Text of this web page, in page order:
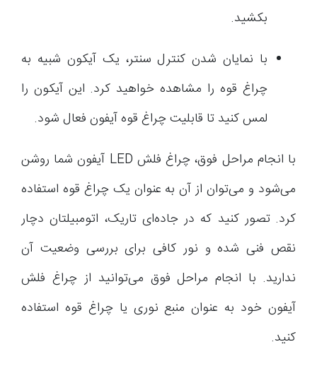
بکشید.
با نمایان شدن کنترل سنتر، یک آیکون شبیه به
چراغ قوه را مشاهده خواهید کرد. این آیکون را
لمس کنید تا قابلیت چراغ قوه آیفون فعال شود.
با انجام مراحل فوق، چراغ فلش LED آیفون شما روشن
می‌شود و می‌توان از آن به عنوان یک چراغ قوه استفاده
کرد. تصور کنید که در جاده‌ای تاریک، اتومبیلتان دچار
نقص فنی شده و نور کافی برای بررسی وضعیت آن
ندارید. با انجام مراحل فوق می‌توانید از چراغ فلش
آیفون خود به عنوان منبع نوری یا چراغ قوه استفاده
کنید.